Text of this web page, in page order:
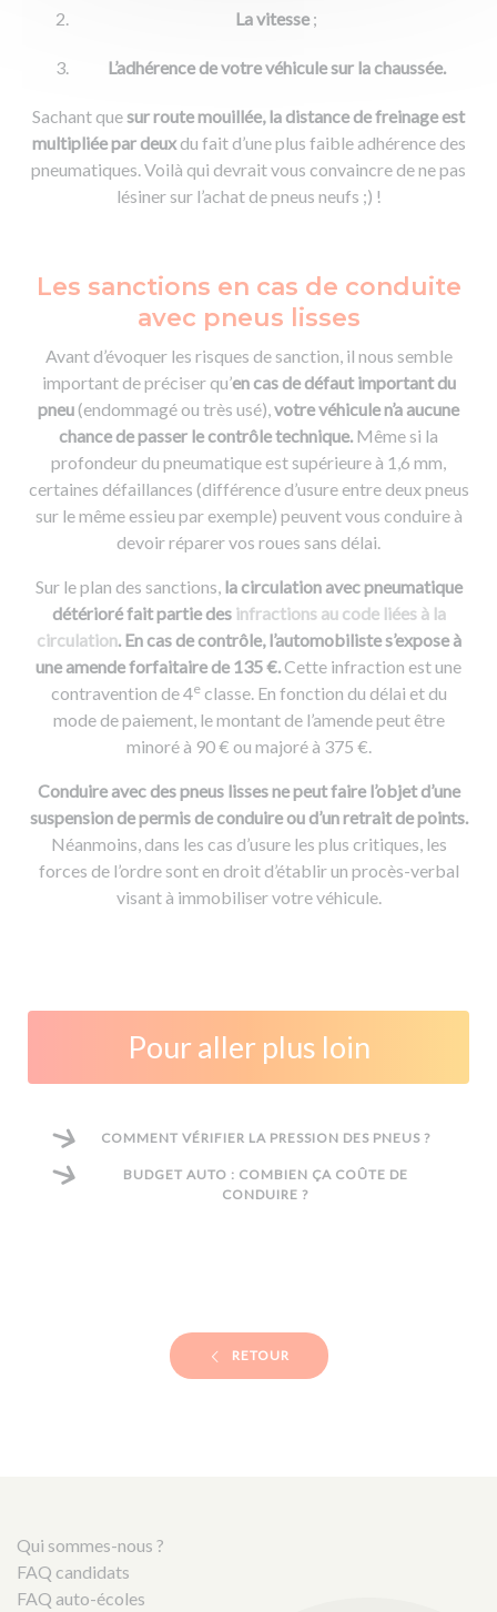
La vitesse ;
L’adhérence de votre véhicule sur la chaussée.
Sachant quesur route mouillée, la distance de freinage est
multipliée par deuxdu fait d’une plus faible adhérence des
pneumatiques. Voilà qui devrait vous convaincre de ne pas
lésiner sur l’achat de pneus neufs ;) !
Les sanctions en cas de conduite
avec pneus lisses
Avant d’évoquer les risques de sanction, il nous semble
important de préciser qu’encas de défaut important du
pneu(endommagé ou très usé),votre véhicule n’a aucune
chance de passer le contrôle technique.Même si la
profondeur du pneumatique est supérieure à 1,6 mm,
certaines défaillances (différence d’usure entre deux pneus
sur le même essieu par exemple) peuvent vous conduire à
devoir réparer vos roues sans délai.
Sur le plan des sanctions, la circulation avec pneumatique
détérioré fait partie des infractions au code liées à la
circulation. En cas de contrôle, l’automobiliste s’expose à
une amende forfaitaire de 135 €.Cette infraction est une
contravention de 4eclasse. En fonction du délai et du
mode de paiement, le montant de l’amende peut être
minoré à 90 € ou majoré à 375 €.
Conduire avec des pneus lisses ne peut faire l’objet d’une
suspension de permis de conduire ou d’un retrait de points.
Néanmoins, dans les cas d’usure les plus critiques, les
forces de l’ordre sont en droit d’établir un procès-verbal
visant à immobiliser votre véhicule.
Pour aller plus loin
COMMENT VÉRIFIER LA PRESSION DES PNEUS ?
BUDGET AUTO : COMBIEN ÇA COÛTE DE
CONDUIRE ?
RETOUR
Qui sommes-nous ?
FAQ candidats
FAQ auto-écoles